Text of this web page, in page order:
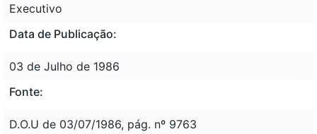
Executivo
Data de Publicação:
03 de Julho de 1986
Fonte:
D.O.U de 03/07/1986, pág. nº 9763